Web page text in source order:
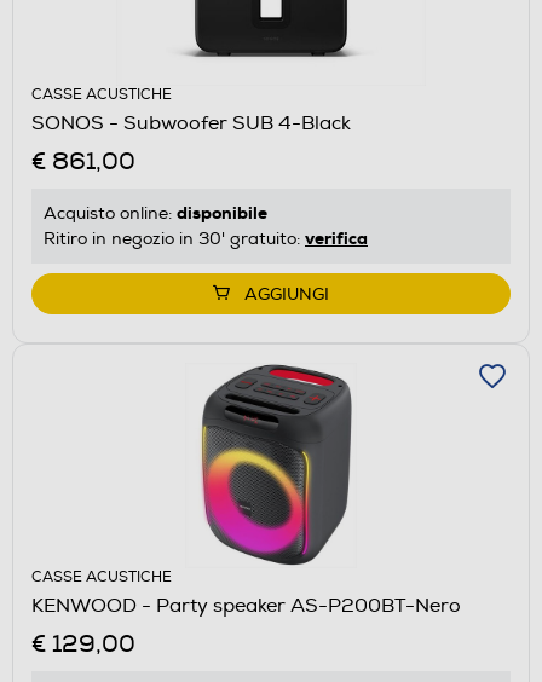
CASSE ACUSTICHE
SONOS - Subwoofer SUB 4-Black
€ 861,00
Acquisto online: disponibile
Ritiro in negozio in 30' gratuito: verifica
AGGIUNGI
CASSE ACUSTICHE
KENWOOD - Party speaker AS-P200BT-Nero
€ 129,00